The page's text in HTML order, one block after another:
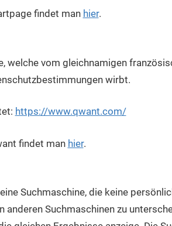
findet man hier.
welche vom gleichnamigen
wirbt.
https://www.qwant.com/
findet man hier.
Suchmaschine, die keine
anderen Suchmaschinen zu